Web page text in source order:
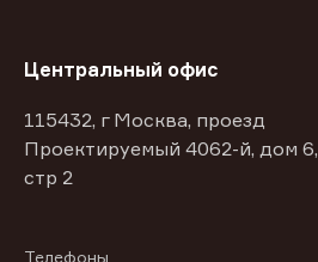
Центральный офис
115432, г Москва, проезд
Проектируемый 4062-й, дом 6,
стр 2
Телефоны